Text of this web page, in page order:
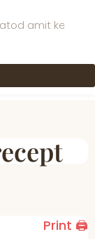
Print 🖨